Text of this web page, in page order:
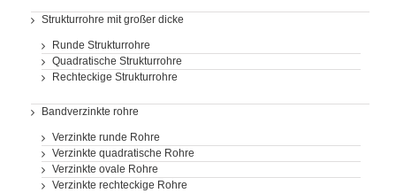
Strukturrohre mit großer dicke
Runde Strukturrohre
Quadratische Strukturrohre
Rechteckige Strukturrohre
Bandverzinkte rohre
Verzinkte runde Rohre
Verzinkte quadratische Rohre
Verzinkte ovale Rohre
Verzinkte rechteckige Rohre